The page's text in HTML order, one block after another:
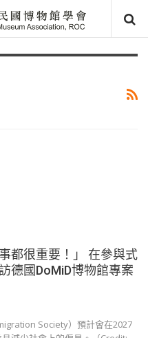
都很重要！」 在參與式
德國DoMiD博物館專案
Society）預計會在2027